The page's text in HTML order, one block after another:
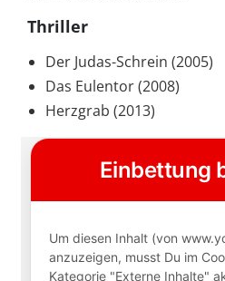
Thriller
Der Judas-Schrein (2005)
Das Eulentor (2008)
Herzgrab (2013)